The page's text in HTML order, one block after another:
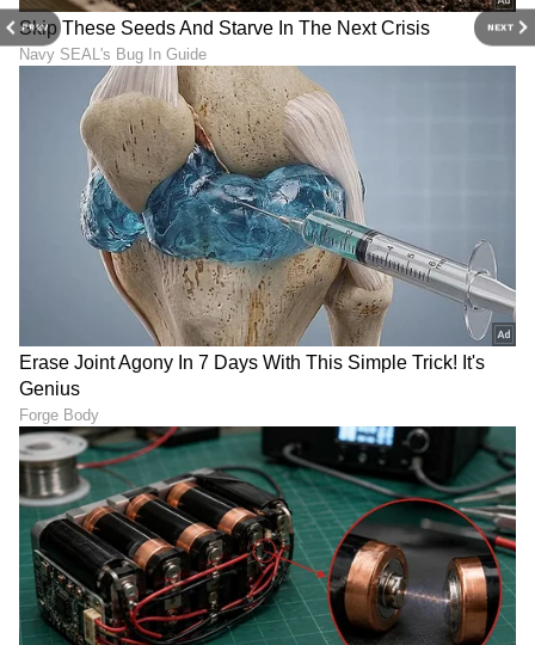
PREV NEXT
ಡಿಜಿಟಲ್‌ ಮಾಧ್ಯಮದಲ್ಲಿ 5 ವರ್ಷ ಕೆಲಸ ಮಾಡಿದ ಅನುಭವವಿದೆ.
SDM ಉಜಿರೆಯಲ್ಲಿ ಪತ್ರಿಕೋದ್ಯಮದ ಸ್ನಾತಕೋತ್ತರ ಪದವಿ.
ಸುದ್ದಿಲೋಕದಲ್ಲಿ ರಾಜಕೀಯ, ದೇಶ, ಜ್ಯೋತಿಷ್ಯ, ಜೀವನಶೈಲಿ,
ವಾಣಿಜ್ಯ, ಕ್ರೈಂ ಸುದ್ದಿಗಳಲ್ಲಿ ಆಸಕ್ತಿ.
ಕೇತು ರಾಶಿ
DOWNLOAD APP